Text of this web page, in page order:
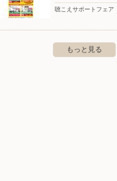
聴こえサポートフェア
もっと見る